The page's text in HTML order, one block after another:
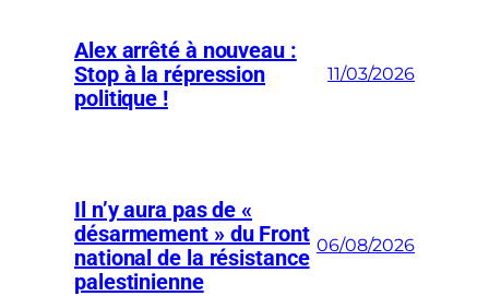
Alex arrêté à nouveau :
Stop à la répression
politique !
11/03/2026
Il n’y aura pas de «
désarmement » du Front
national de la résistance
palestinienne
06/08/2026